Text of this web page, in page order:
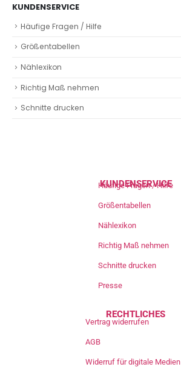
KUNDENSERVICE
Häufige Fragen / Hilfe
Größentabellen
Nählexikon
Richtig Maß nehmen
Schnitte drucken
KUNDENSERVICE
Häufige Fragen / Hilfe
Größentabellen
Nählexikon
Richtig Maß nehmen
Schnitte drucken
Presse
RECHTLICHES
Vertrag widerrufen
AGB
Widerruf für digitale Medien